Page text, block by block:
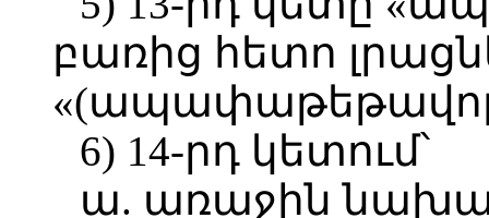
բառից հետո
6) 14-րդ կետում՝
ա. առաջին